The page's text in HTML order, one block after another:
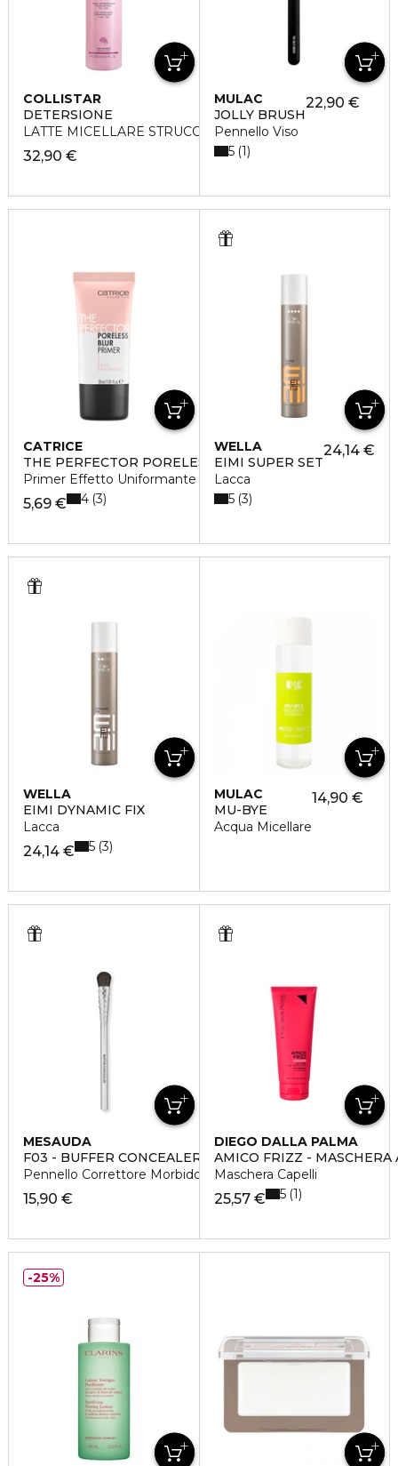
COLLISTAR
DETERSIONE
LATTE MICELLARE STRUCC 250ML
32,90 €
MULAC
JOLLY BRUSH
Pennello Viso
22,90 €
5 1
CATRICE
THE PERFECTOR PORELESS BLUR
Primer Effetto Uniformante
5,69 € 4 3
WELLA
EIMI SUPER SET
Lacca
24,14 €
5 3
WELLA
EIMI DYNAMIC FIX
Lacca
24,14 € 5 3
MULAC
MU-BYE
Acqua Micellare
14,90 €
MESAUDA
F03 - BUFFER CONCEALER BRUSH
Pennello Correttore Morbido
15,90 €
DIEGO DALLA PALMA
AMICO FRIZZ - MASCHERA
Maschera Capelli
25,57 € 5 1
25%